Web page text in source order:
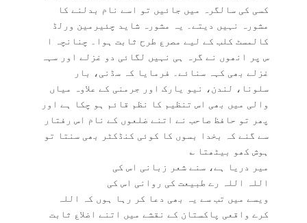
کسی کی سالگرہ میں جائیں تو اسے نام بدلنے کا
مشورہ نہیں دیتے۔ یہ مشورہ شاید چئیرمین ورلڈ
کالمسٹ کلب کے لیے مصرع طرح ثابت ہوا۔ چنانچہ ا
س پر انھوں نے گرہ ہی نہیں لگائی دو غزلے اور سہہ
غزلے بھی کہہ سنائے۔ فرمایا کہ سڈنی، بار
سلونا، لندن، نیو یارک اور جرمنی کے علاوہ میاں
والی میں بھی اس تنظیم کا نظم قائم ہو چکا ہے اور
پھر تو حافظ صاحب نے اتنے ضلعوں کے نام اس رفتار
سے گنے کہ بخدا بسوں کا کوئی کنڈکٹر بھی سنتا تو
ہوش کھو بیٹھتا ؎
میر دریا ہے، سنے شعر زبانی اس کی
اللہ اللہ رے طبیعت کی روانی اس کی
ویسے میں تب سے یہ بھی دعا کر رہا ہوں کہ اللہ
کرے واقعی پاکستان کے نقشے میں اتنے اضلاع ثابت